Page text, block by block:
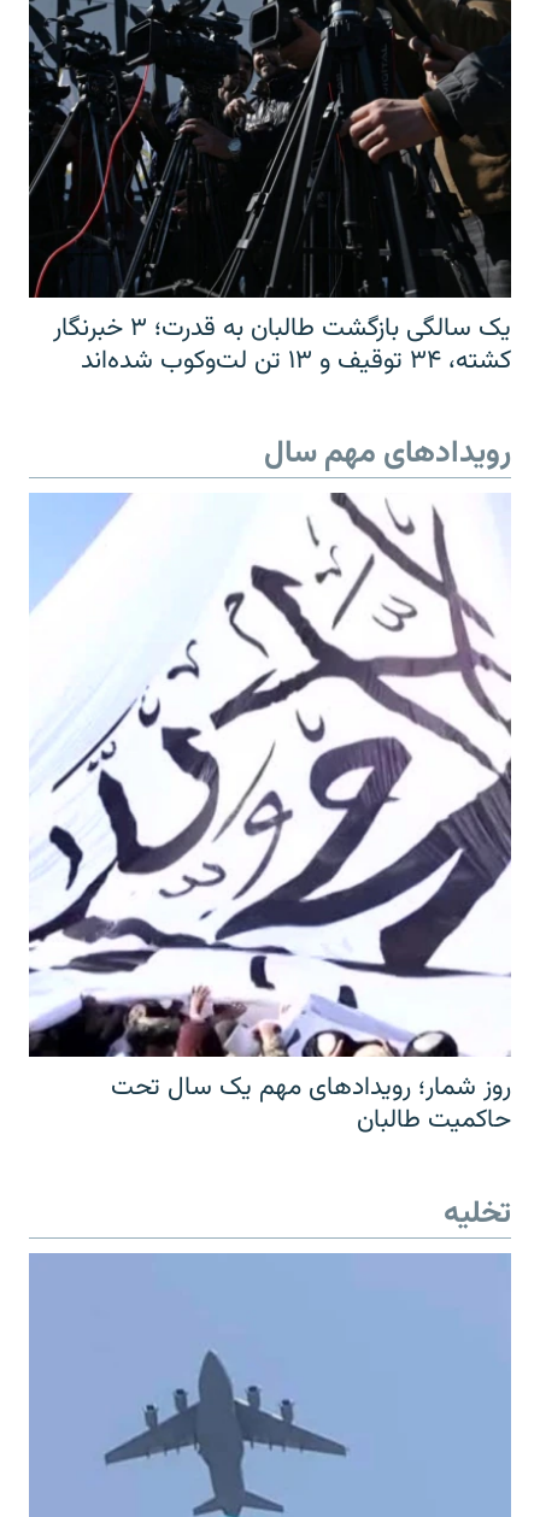
یک سالگی بازگشت طالبان به قدرت؛ ۳ خبرنگار
کشته، ۳۴ توقیف و ۱۳ تن لت‌وکوب شده‌اند
رویدادهای مهم سال
روز شمار؛ رویدادهای مهم یک سال تحت
حاکمیت طالبان
تخلیه